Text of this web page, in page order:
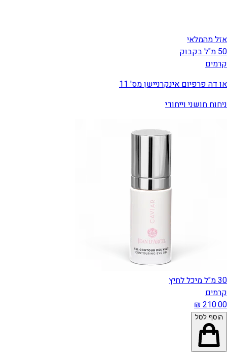
אזל מהמלאי
50 מ"ל בקבוק
קרמים
או דה פרפיום אינקרניישן מס' 11
ניחוח חושני וייחודי
30 מ"ל מיכל לחיץ
קרמים
הוסף לסל